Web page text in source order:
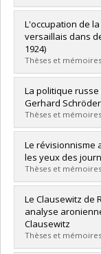
Diplômé(e) :
Cycle :Maîtrise
Diplôme obtenu :
Lien vers le
L'occupation de
versaillais dans
1924)
Thèses et
Diplômé(e) :
Cycle :Maîtrise
Diplôme
Lien vers le
La politique
Gerhard
Thèses et
Diplômé(e) :
Cycle :Maîtrise
Diplôme
Lien vers le
Le révisionnisme
les yeux des
Thèses et
Diplômé(e) :
Cycle :Maîtrise
Diplôme obtenu :
Lien vers le
Le Clausewitz de
analyse
Clausewitz
Thèses et